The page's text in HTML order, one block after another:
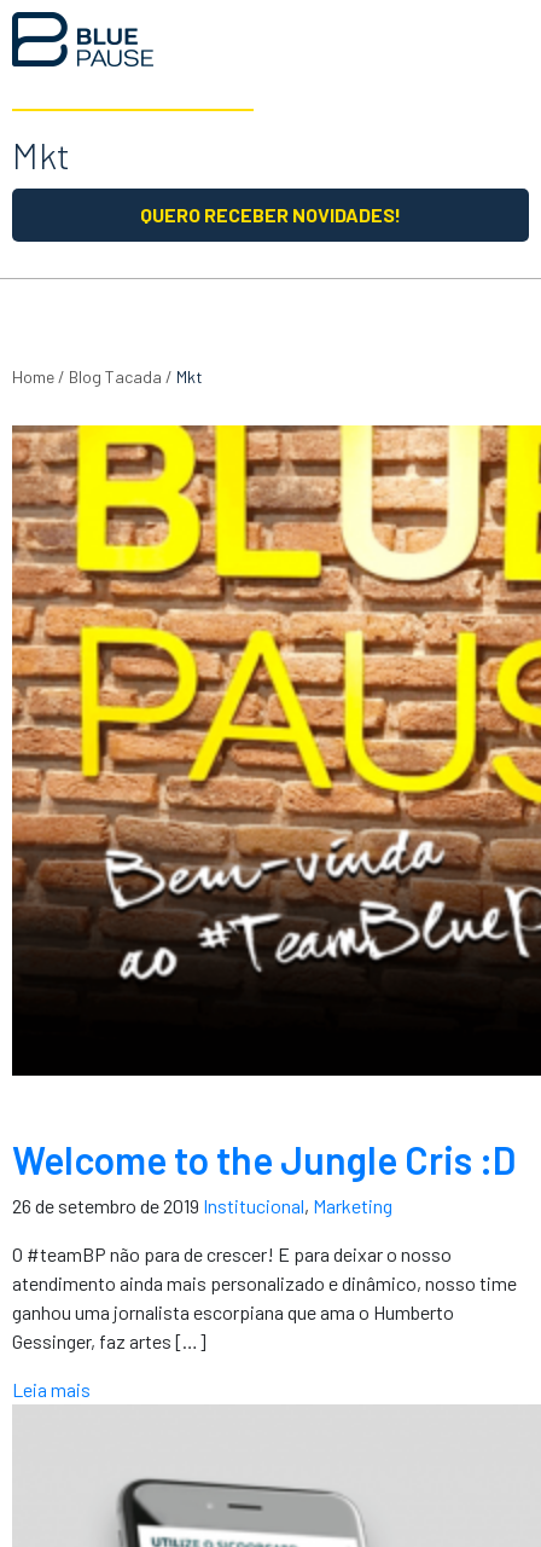
Mkt
QUERO RECEBER NOVIDADES!
Home / Blog Tacada / Mkt
Welcome to the Jungle Cris :D
26 de setembro de 2019 Institucional, Marketing
O #teamBP não para de crescer! E para deixar o nosso
atendimento ainda mais personalizado e dinâmico, nosso time
ganhou uma jornalista escorpiana que ama o Humberto
Gessinger, faz artes […]
Leia mais